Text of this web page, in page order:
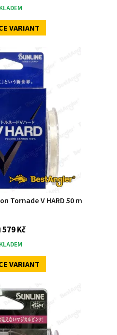
VARIANT
Tornade V HARD 50 m
579 Kč
VARIANT